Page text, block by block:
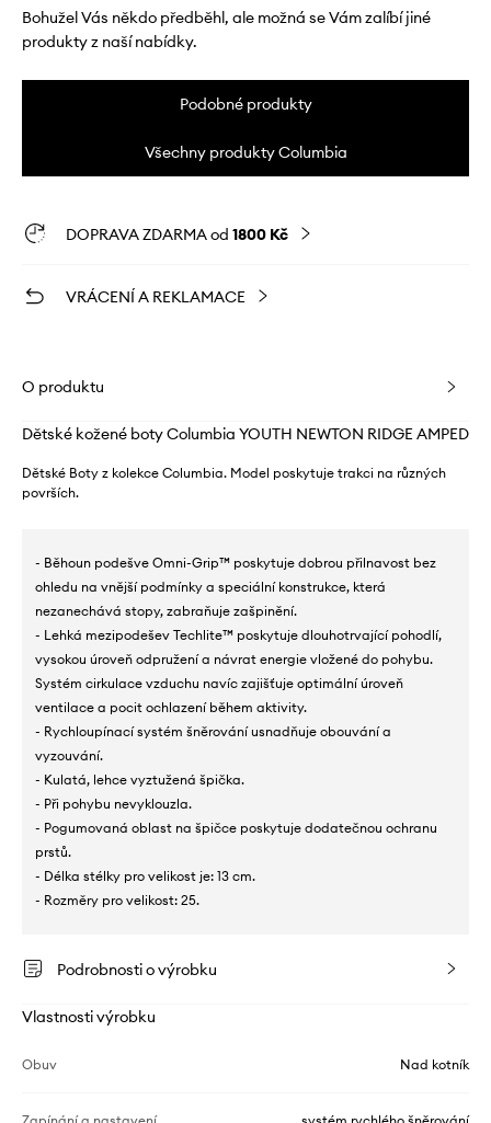
Bohužel Vás někdo předběhl, ale možná se Vám zalíbí jiné
produkty z naší nabídky.
Podobné produkty
Všechny produkty Columbia
DOPRAVA ZDARMA od 1800 Kč
VRÁCENÍ A REKLAMACE
O produktu
Dětské kožené boty Columbia YOUTH NEWTON RIDGE AMPED
Dětské Boty z kolekce Columbia. Model poskytuje trakci na různých
površích.
- Běhoun podešve Omni-Grip™ poskytuje dobrou přilnavost bez
ohledu na vnější podmínky a speciální konstrukce, která
nezanechává stopy, zabraňuje zašpinění.
- Lehká mezipodešev Techlite™ poskytuje dlouhotrvající pohodlí,
vysokou úroveň odpružení a návrat energie vložené do pohybu.
Systém cirkulace vzduchu navíc zajišťuje optimální úroveň
ventilace a pocit ochlazení během aktivity.
- Rychloupínací systém šněrování usnadňuje obouvání a
vyzouvání.
- Kulatá, lehce vyztužená špička.
- Při pohybu nevyklouzla.
- Pogumovaná oblast na špičce poskytuje dodatečnou ochranu
prstů.
- Délka stélky pro velikost je: 13 cm.
- Rozměry pro velikost: 25.
Podrobnosti o výrobku
Vlastnosti výrobku
Obuv Nad kotník